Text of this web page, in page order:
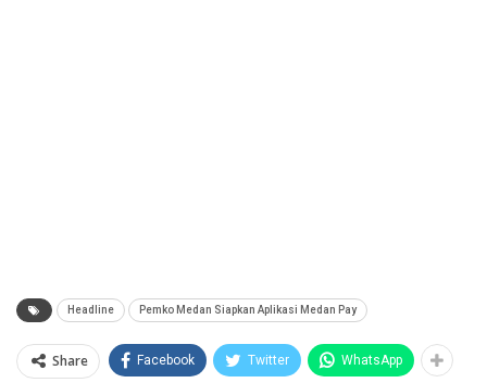
Headline Pemko Medan Siapkan Aplikasi Medan Pay
Share Facebook Twitter WhatsApp